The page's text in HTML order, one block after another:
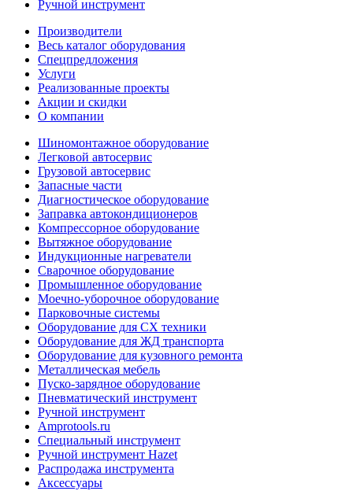
Ручной инструмент
Производители
Весь каталог оборудования
Спецпредложения
Услуги
Реализованные проекты
Акции и скидки
О компании
Шиномонтажное оборудование
Легковой автосервис
Грузовой автосервис
Запасные части
Диагностическое оборудование
Заправка автокондиционеров
Компрессорное оборудование
Вытяжное оборудование
Индукционные нагреватели
Сварочное оборудование
Промышленное оборудование
Моечно-уборочное оборудование
Парковочные системы
Оборудование для СХ техники
Оборудование для ЖД транспорта
Оборудование для кузовного ремонта
Металлическая мебель
Пуско-зарядное оборудование
Пневматический инструмент
Ручной инструмент
Amprotools.ru
Специальный инструмент
Ручной инструмент Hazet
Распродажа инструмента
Аксессуары